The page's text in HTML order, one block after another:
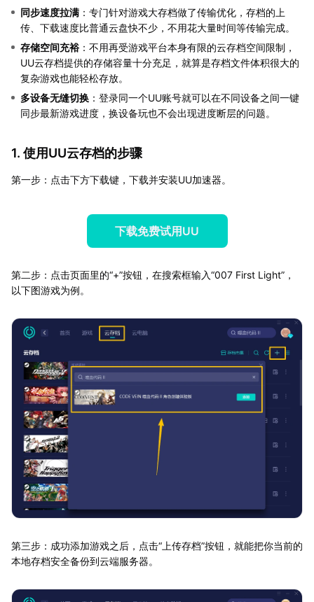
同步速度拉满 ：专门针对游戏大存档做了传输优化，存档的上
传、下载速度比普通云盘快不少，不用花大量时间等传输完成。
存储空间充裕：不用再受游戏平台本身有限的云存档空间限制，
UU云存档提供的存储容量十分充足，就算是存档文件体积很大的
复杂游戏也能轻松存放。
多设备无缝切换 ：登录同一个UU账号就可以在不同设备之间一键
同步最新游戏进度，换设备玩也不会出现进度断层的问题。
1. 使用UU云存档的步骤
第一步：点击下方下载键，下载并安装UU加速器。
下载免费试用UU
第二步：点击页面里的“+”按钮，在搜索框输入“007 First Light”，
以下图游戏为例。
第三步：成功添加游戏之后，点击“上传存档”按钮，就能把你当前的
本地存档安全备份到云端服务器。